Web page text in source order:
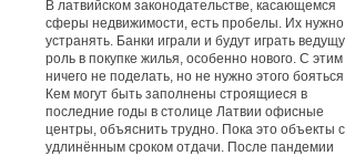
В латвийском законодательстве, касающемся
сферы недвижимости, есть пробелы. Их нужно
устранять. Банки играли и будут играть
роль в покупке жилья, особенно нового. С этим
ничего не поделать, но не нужно этого
Кем могут быть заполнены строящиеся в
последние годы в столице Латвии офисные
центры, объяснить трудно. Пока это объекты с
удлинённым сроком отдачи. После пандемии